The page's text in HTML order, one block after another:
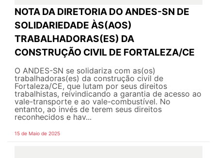
NOTA DA DIRETORIA DO ANDES-SN DE
SOLIDARIEDADE ÀS(AOS)
TRABALHADORAS(ES) DA
CONSTRUÇÃO CIVIL DE FORTALEZA/CE
O ANDES-SN se solidariza com as(os)
trabalhadoras(es) da construção civil de
Fortaleza/CE, que lutam por seus direitos
trabalhistas, reivindicando a garantia de acesso ao
vale-transporte e ao vale-combustível. No
entanto, ao invés de terem seus direitos
reconhecidos e hav...
15 de Maio de 2025